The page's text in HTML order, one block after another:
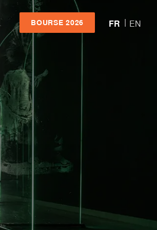
BOURSE 2026 FR EN